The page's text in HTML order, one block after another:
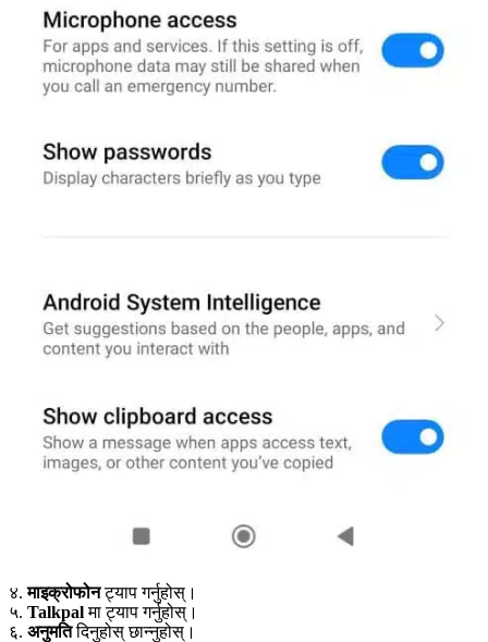
४.माइक्रोफोनट्याप गर्नुहोस्।
५. Talkpalमा ट्याप गर्नुहोस्।
६. अनुमतिदिनुहोस् छान्नुहोस्।